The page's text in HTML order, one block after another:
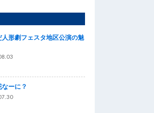
人形劇フェスタ地区公演の魅
なーに？